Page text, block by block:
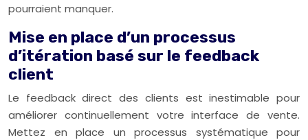
pourraient manquer.
Mise en place d’un processus
d’itération basé sur le feedback
client
Le feedback direct des clients est inestimable pour
améliorer continuellement votre interface de vente.
Mettez en place un processus systématique pour